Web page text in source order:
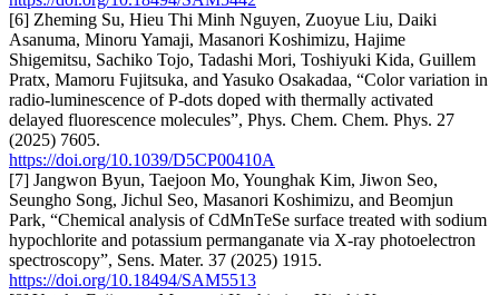
[6] Zheming Su, Hieu Thi Minh Nguyen, Zuoyue Liu, Daiki
Asanuma, Minoru Yamaji, Masanori Koshimizu, Hajime
Shigemitsu, Sachiko Tojo, Tadashi Mori, Toshiyuki Kida, Guillem
Pratx, Mamoru Fujitsuka, and Yasuko Osakadaa, “Color variation in
radio-luminescence of P-dots doped with thermally activated
delayed fluorescence molecules”, Phys. Chem. Chem. Phys. 27
(2025) 7605.
https://doi.org/10.1039/D5CP00410A
[7] Jangwon Byun, Taejoon Mo, Younghak Kim, Jiwon Seo,
Seungho Song, Jichul Seo, Masanori Koshimizu, and Beomjun
Park, “Chemical analysis of CdMnTeSe surface treated with sodium
hypochlorite and potassium permanganate via X-ray photoelectron
spectroscopy”, Sens. Mater. 37 (2025) 1915.
https://doi.org/10.18494/SAM5513